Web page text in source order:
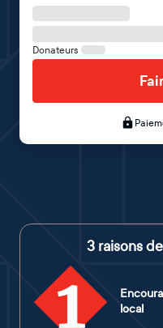
Donateurs
3 raisons
1
local